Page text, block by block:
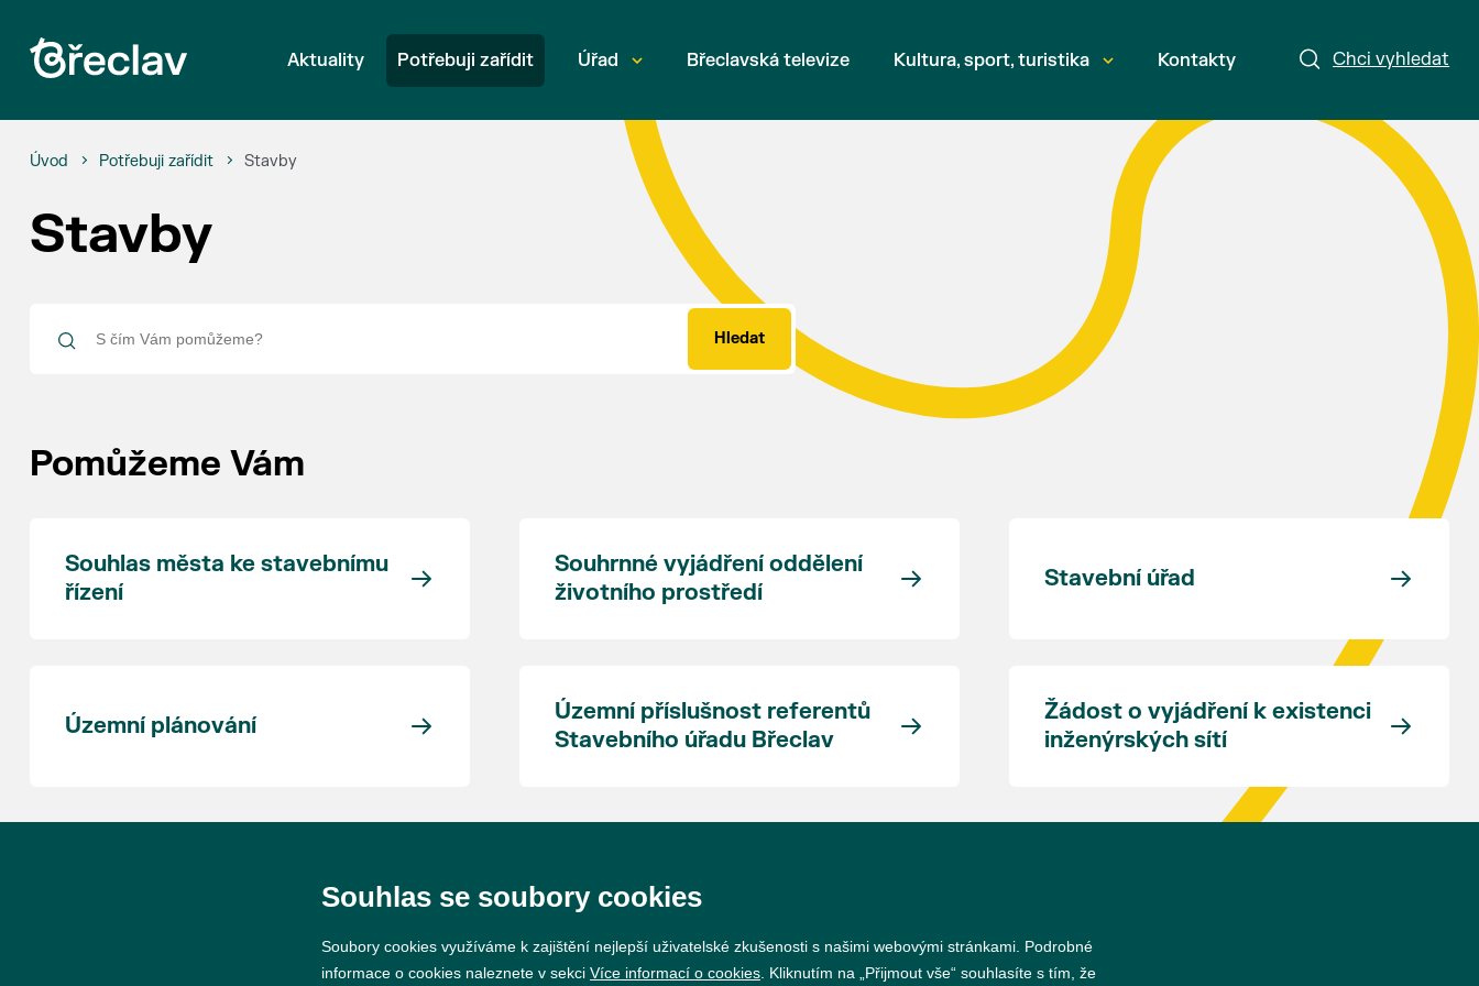
Chci vyhledat
Aktuality Potřebuji zařídit Úřad Břeclavská televize Kultura, sport, turistika Kontakty
Úvod Potřebuji zařídit Stavby
Stavby
Hledat
Pomůžeme Vám
Souhlas města ke stavebnímu
řízení
Souhrnné vyjádření oddělení
životního prostředí
Stavební úřad
Územní plánování
Územní příslušnost referentů
Stavebního úřadu Břeclav
Žádost o vyjádření k existenci
inženýrských sítí
Souhlas se soubory cookies
Soubory cookies využíváme k zajištění nejlepší uživatelské zkušenosti s našimi webovými stránkami. Podrobné
informace o cookies naleznete v sekci Více informací o cookies . Kliknutím na „Přijmout vše“ souhlasíte s tím, že